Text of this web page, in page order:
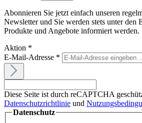
Abonnieren Sie jetzt einfach unseren
Newsletter und Sie werden stets unter den
Produkte und Angebote informiert werden.
Aktion *
E-Mail-Adresse *
Diese Seite ist durch reCAPTCHA
Datenschutzrichtlinie und
Datenschutz